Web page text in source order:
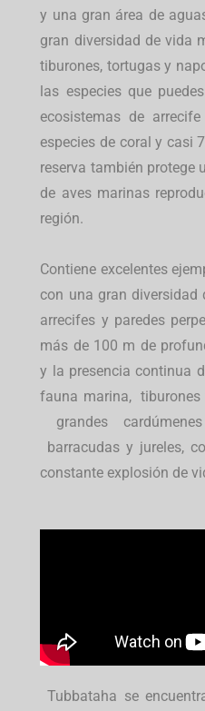
y una gran área de
gran diversidad de vida
tiburones, tortugas y
las especies que
ecosistemas de
especies de coral y casi
reserva también protege
de aves marinas
región.
Contiene excelentes
con una gran diversidad
arrecifes y paredes
más de 100 m de
y la presencia continua
fauna marina, tiburones
grandes
barracudas y jureles,
constante explosión de
Tubbataha se